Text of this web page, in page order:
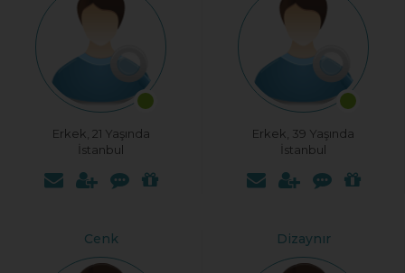
Erkek, 21 Yaşında
İstanbul
Erkek, 39 Yaşında
İstanbul
Cenk Dizaynır